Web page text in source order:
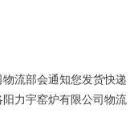
流部会通知您发货快递
力宇窑炉有限公司物流